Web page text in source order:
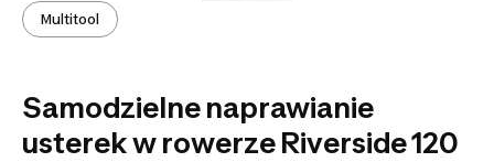
Multitool
Samodzielne naprawianie
usterek w rowerze Riverside 120